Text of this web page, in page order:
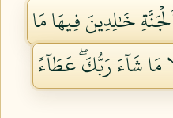
خَٰلِدِينَ فِيهَا مَا
مَا شَآءَ رَبُّكَۖ عَطَآءً